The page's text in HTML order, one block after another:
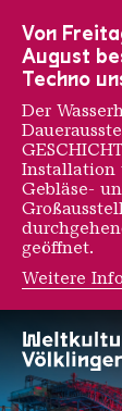
Von
August
Techno
Der
Installation
Gebläse-
geöffnet.
Weitere